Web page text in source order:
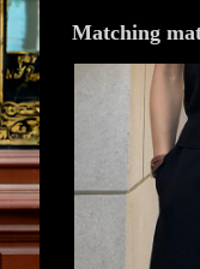
Matching